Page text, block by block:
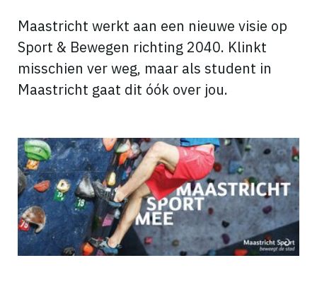
Maastricht werkt aan een nieuwe visie op
Sport & Bewegen richting 2040. Klinkt
misschien ver weg, maar als student in
Maastricht gaat dit óók over jou.